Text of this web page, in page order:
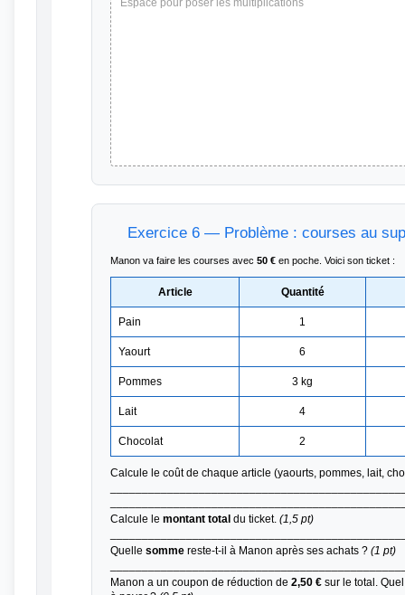
Espace pour poser les multiplications
Exercice 6 — Problème : courses au
Manon va faire les courses avec 50 € en poche. Voici son ticket :
Article Quantité
Pain 1
Yaourt 6
Pommes 3 kg
Lait 4
Chocolat 2
Calcule le coût de chaque article (yaourts, pommes, lait,
Calcule le montant total du ticket. (1,5 pt)
Quelle somme reste-t-il à Manon après ses achats ? (1 pt)
Manon a un coupon de réduction de 2,50 € sur le total.